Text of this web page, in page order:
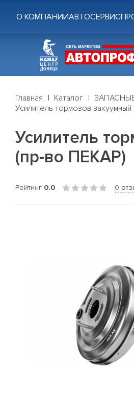
О КОМПАНИИАВТОСЕРВИС
Главная Каталог
Усилитель тормозов вакуумный
Усилитель
(пр-во ПЕКАР)
Рейтинг 0.0 0